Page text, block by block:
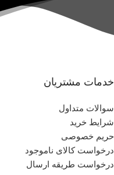
خدمات مشتریان
سوالات متداول
شرایط خرید
حریم خصوصی
درخواست کالای ناموجود
درخواست طریقه ارسال